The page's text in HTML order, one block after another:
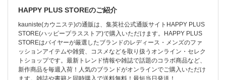
HAPPY PLUS STOREのご紹介
kauniste(カウニステ)の通販は、集英社公式通販サイトHAPPY PLUS
STORE(ハッピープラスストア)で購入いただけます。HAPPY PLUS
STOREはバイヤーが厳選したブランドのレディース・メンズのファ
ッションアイテムや雑貨、コスメなどを取り扱うオンライン・セレク
トショップです。最新トレンド情報や雑誌で話題のコラボ商品など、
新作商品を毎週入荷！人気のブランドがオンラインでご購入いただけ